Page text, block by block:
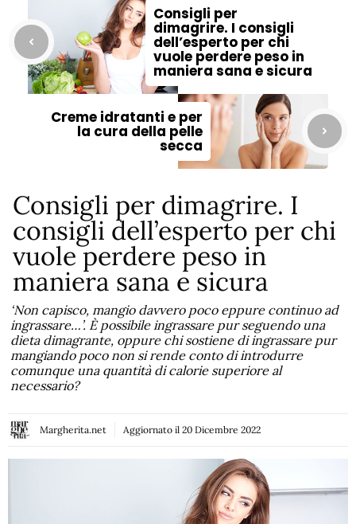
Consigli per
dimagrire. I consigli
dell’esperto per chi
vuole perdere peso in
maniera sana e sicura
Creme idratanti e per
la cura della pelle
secca
Consigli per dimagrire. I
consigli dell’esperto per chi
vuole perdere peso in
maniera sana e sicura
‘Non capisco, mangio davvero poco eppure continuo ad
ingrassare…’. È possibile ingrassare pur seguendo una
dieta dimagrante, oppure chi sostiene di ingrassare pur
mangiando poco non si rende conto di introdurre
comunque una quantità di calorie superiore al
necessario?
Margherita.net Aggiornato il 20 Dicembre 2022